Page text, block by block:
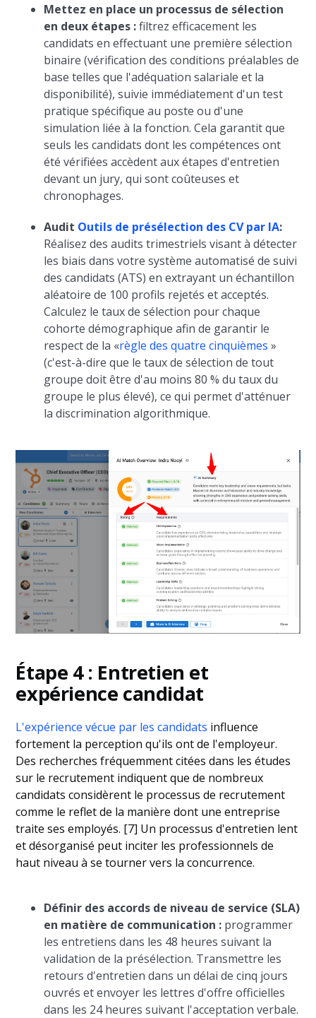
Mettez en place un processus de sélection
en deux étapes :filtrez efficacement les
candidats en effectuant une première sélection
binaire (vérification des conditions préalables de
base telles que l'adéquation salariale et la
disponibilité), suivie immédiatement d'un test
pratique spécifique au poste ou d'une
simulation liée à la fonction. Cela garantit que
seuls les candidats dont les compétences ont
été vérifiées accèdent aux étapes d'entretien
devant un jury, qui sont coûteuses et
chronophages.
Audit Outils de présélection des CV par IA:
Réalisez des audits trimestriels visant à détecter
les biais dans votre système automatisé de suivi
des candidats (ATS) en extrayant un échantillon
aléatoire de 100 profils rejetés et acceptés.
Calculez le taux de sélection pour chaque
cohorte démographique afin de garantir le
respect de la «règle des quatre cinquièmes »
(c'est-à-dire que le taux de sélection de tout
groupe doit être d'au moins 80 % du taux du
groupe le plus élevé), ce qui permet d'atténuer
la discrimination algorithmique.
Étape 4 : Entretien et
expérience candidat
L'expérience vécue par les candidats influence
fortement la perception qu'ils ont de l'employeur.
Des recherches fréquemment citées dans les études
sur le recrutement indiquent que de nombreux
candidats considèrent le processus de recrutement
comme le reflet de la manière dont une entreprise
traite ses employés. [7] Un processus d'entretien lent
et désorganisé peut inciter les professionnels de
haut niveau à se tourner vers la concurrence.
Définir des accords de niveau de service (SLA)
en matière de communication : programmer
les entretiens dans les 48 heures suivant la
validation de la présélection. Transmettre les
retours d'entretien dans un délai de cinq jours
ouvrés et envoyer les lettres d'offre officielles
dans les 24 heures suivant l'acceptation verbale.